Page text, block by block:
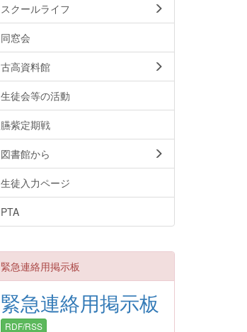
スクールライフ
同窓会
古高資料館
生徒会等の活動
臙紫定期戦
図書館から
生徒入力ページ
PTA
緊急連絡用掲示板
緊急連絡用掲示板
RDF/RSS